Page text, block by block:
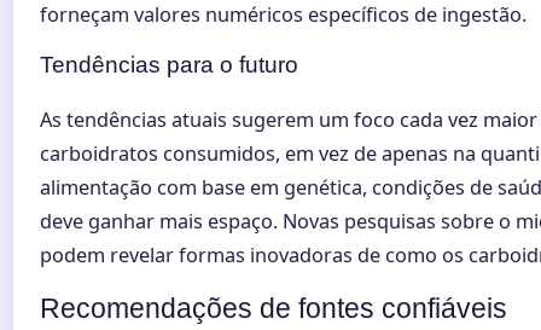
forneçam valores numéricos específicos de ingestão.
Tendências para o futuro
As tendências atuais sugerem um foco cada vez
carboidratos consumidos, em vez de apenas na
alimentação com base em genética, condições de
deve ganhar mais espaço. Novas pesquisas sobre o
podem revelar formas inovadoras de como os
Recomendações de fontes confiáveis